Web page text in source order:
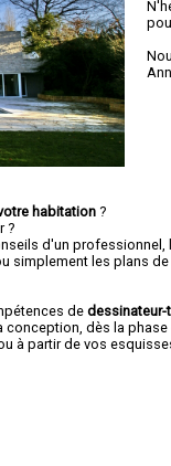
habitation ?
?
d'un professionnel,
simplement les plans
de
dès la phase
à partir de vos